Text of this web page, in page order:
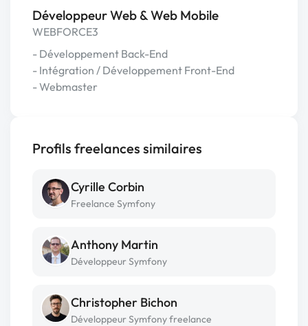
Développeur Web & Web Mobile
WEBFORCE3
- Développement Back-End
- Intégration / Développement Front-End
- Webmaster
Profils freelances similaires
Cyrille Corbin
Freelance Symfony
Anthony Martin
Développeur Symfony
Christopher Bichon
Développeur Symfony freelance